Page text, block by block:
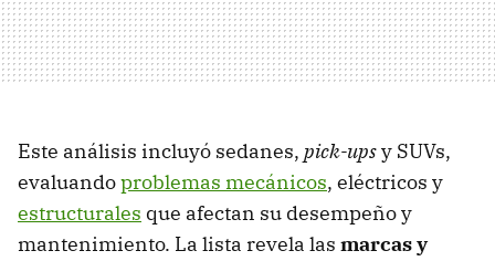
Este análisis incluyó sedanes, pick-upsy SUVs,
evaluandoproblemas mecánicos, eléctricos y
estructurales que afectan su desempeño y
mantenimiento. La lista revela las marcas y